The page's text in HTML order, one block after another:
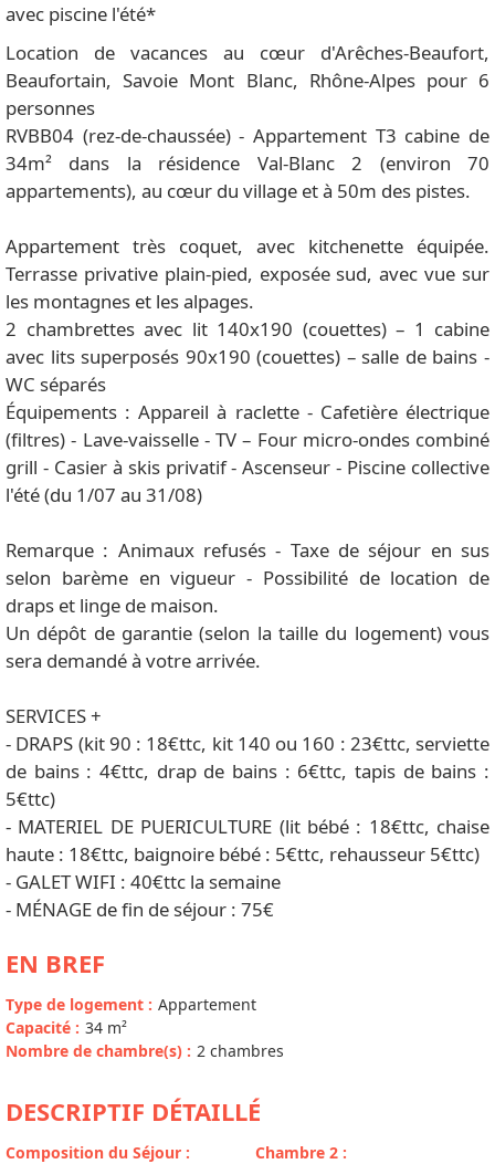
avec piscine l'été*
Location de vacances au cœur d'Arêches-Beaufort,
Beaufortain, Savoie Mont Blanc, Rhône-Alpes pour 6
personnes
RVBB04 (rez-de-chaussée) - Appartement T3 cabine de
34m² dans la résidence Val-Blanc 2 (environ 70
appartements), au cœur du village et à 50m des pistes.
Appartement très coquet, avec kitchenette équipée.
Terrasse privative plain-pied, exposée sud, avec vue sur
les montagnes et les alpages.
2 chambrettes avec lit 140x190 (couettes) – 1 cabine
avec lits superposés 90x190 (couettes) – salle de bains -
WC séparés
Équipements : Appareil à raclette - Cafetière électrique
(filtres) - Lave-vaisselle - TV – Four micro-ondes combiné
grill - Casier à skis privatif - Ascenseur - Piscine collective
l'été (du 1/07 au 31/08)
Remarque : Animaux refusés - Taxe de séjour en sus
selon barème en vigueur - Possibilité de location de
draps et linge de maison.
Un dépôt de garantie (selon la taille du logement) vous
sera demandé à votre arrivée.
SERVICES +
- DRAPS (kit 90 : 18€ttc, kit 140 ou 160 : 23€ttc, serviette
de bains : 4€ttc, drap de bains : 6€ttc, tapis de bains :
5€ttc)
- MATERIEL DE PUERICULTURE (lit bébé : 18€ttc, chaise
haute : 18€ttc, baignoire bébé : 5€ttc, rehausseur 5€ttc)
- GALET WIFI : 40€ttc la semaine
- MÉNAGE de fin de séjour : 75€
EN BREF
Type de logement : Appartement
Capacité : 34 m²
Nombre de chambre(s) : 2 chambres
DESCRIPTIF DÉTAILLÉ
Composition du Séjour :
Chambre 2 :